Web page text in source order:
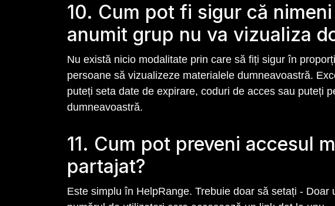
10. Cum pot fi sigur că
anumit grup nu va vizualiza
Nu există nicio modalitate prin care să fiți sigur în
persoane să vizualizeze materialele dumneavoastră.
puteți seta date de expirare, coduri de acces sau puteți
dumneavoastră.
11. Cum pot preveni accesul
partajat?
Este simplu în HelpRange. Trebuie doar să setați -